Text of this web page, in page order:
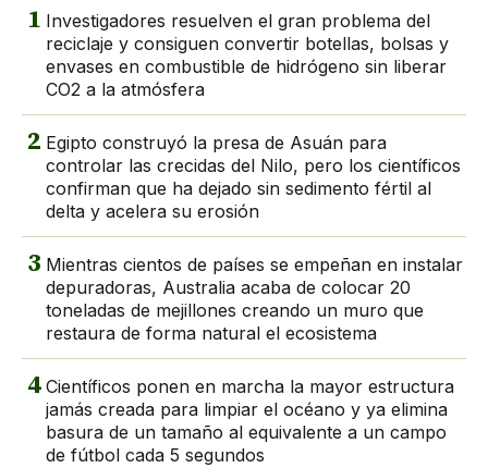
1 Investigadores resuelven el gran problema del
reciclaje y consiguen convertir botellas, bolsas y
envases en combustible de hidrógeno sin liberar
CO2 a la atmósfera
2 Egipto construyó la presa de Asuán para
controlar las crecidas del Nilo, pero los científicos
confirman que ha dejado sin sedimento fértil al
delta y acelera su erosión
3 Mientras cientos de países se empeñan en instalar
depuradoras, Australia acaba de colocar 20
toneladas de mejillones creando un muro que
restaura de forma natural el ecosistema
4 Científicos ponen en marcha la mayor estructura
jamás creada para limpiar el océano y ya elimina
basura de un tamaño al equivalente a un campo
de fútbol cada 5 segundos